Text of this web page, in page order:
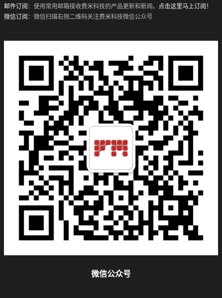
邮件订阅 ：使用常用邮箱接收费米科技的产品更新和新闻。 点击这里马上订阅！
微信订阅 ：微信扫描右侧二维码关注费米科技微信公众号
微信公众号